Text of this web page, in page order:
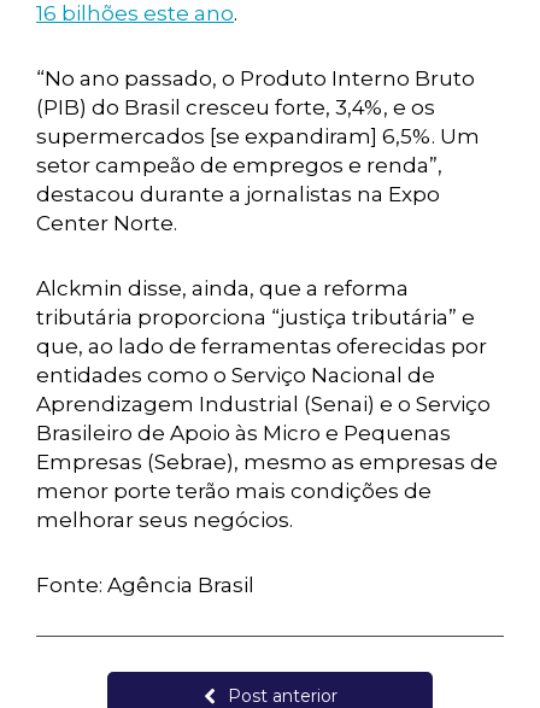
16 bilhões este ano.
“No ano passado, o Produto Interno Bruto
(PIB) do Brasil cresceu forte, 3,4%, e os
supermercados [se expandiram] 6,5%. Um
setor campeão de empregos e renda”,
destacou durante a jornalistas na Expo
Center Norte.
Alckmin disse, ainda, que a reforma
tributária proporciona “justiça tributária” e
que, ao lado de ferramentas oferecidas por
entidades como o Serviço Nacional de
Aprendizagem Industrial (Senai) e o Serviço
Brasileiro de Apoio às Micro e Pequenas
Empresas (Sebrae), mesmo as empresas de
menor porte terão mais condições de
melhorar seus negócios.
Fonte: Agência Brasil
Post anterior